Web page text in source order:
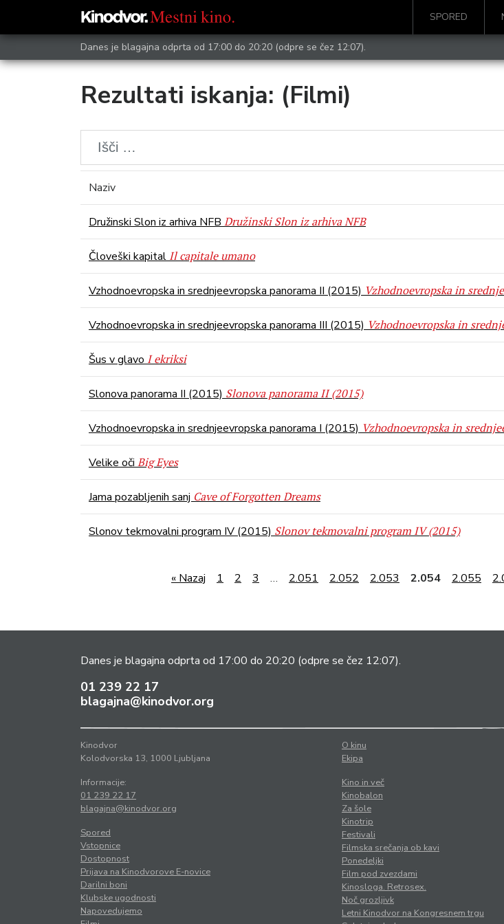
SPORED
Danes je blagajna odprta od 17:00 do 20:20 (odpre se čez 12:07).
Rezultati iskanja: (Filmi)
Naziv
Družinski Slon iz arhiva NFB Družinski Slon iz arhiva NFB
Človeški kapital Il capitale umano
Vzhodnoevropska in srednjeevropska panorama II (2015) Vzhodnoevropska in
Vzhodnoevropska in srednjeevropska panorama III (2015) Vzhodnoevropska in
Šus v glavo I ekriksi
Slonova panorama II (2015) Slonova panorama II (2015)
Vzhodnoevropska in srednjeevropska panorama I (2015) Vzhodnoevropska in
Velike oči Big Eyes
Jama pozabljenih sanj Cave of Forgotten Dreams
Slonov tekmovalni program IV (2015) Slonov tekmovalni program IV (2015)
« Nazaj 1 2 3 … 2.051 2.052 2.053 2.054 2.055
Danes je blagajna odprta od 17:00 do 20:20 (odpre se čez 12:07).
01 239 22 17
blagajna@kinodvor.org
Kinodvor
Kolodvorska 13, 1000 Ljubljana
Informacije:
01 239 22 17
blagajna@kinodvor.org
Spored
Vstopnice
Dostopnost
Prijava na Kinodvorove E-novice
Darilni boni
Klubske ugodnosti
Napovedujemo
O kinu
Ekipa
Kino in več
Kinobalon
Za šole
Kinotrip
Festivali
Filmska srečanja ob kavi
Ponedeljki
Film pod zvezdami
Kinosloga. Retrosex.
Noč grozljivk
Letni Kinodvor na Kongresnem trgu